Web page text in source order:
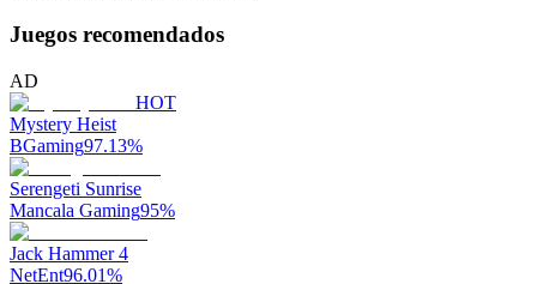
Juegos recomendados
AD
HOT
Mystery Heist
BGaming97.13%
Serengeti Sunrise
Mancala Gaming95%
Jack Hammer 4
NetEnt96.01%